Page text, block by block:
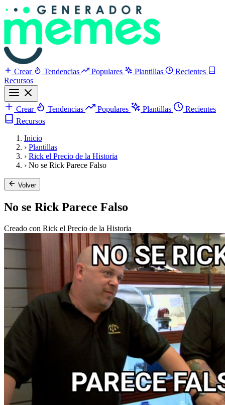
Crear Tendencias Populares Plantillas
Recientes
Recursos
Crear Tendencias Populares Plantillas
Recientes
Recursos
Inicio
› Plantillas
› Rick el Precio de la Historia
› No se Rick Parece Falso
Volver
No se Rick Parece Falso
Creado con Rick el Precio de la Historia